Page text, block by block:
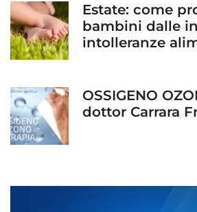
Estate: come
bambini dalle
intolleranze
OSSIGENO
dottor Carrara